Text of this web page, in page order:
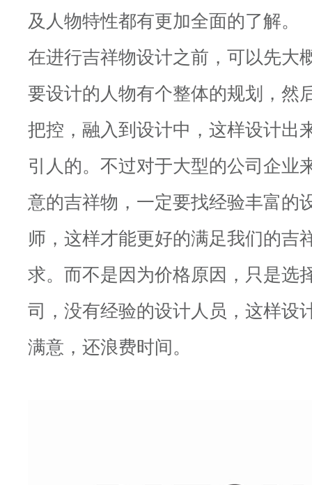
及人物特性都有更加全面的了解。
在进行吉祥物设计之前，可以先大
要设计的人物有个整体的规划，然
把控，融入到设计中，这样设计出
引人的。不过对于大型的公司企业
意的吉祥物，一定要找经验丰富的
师，这样才能更好的满足我们的吉
求。而不是因为价格原因，只是选
司，没有经验的设计人员，这样设
满意，还浪费时间。